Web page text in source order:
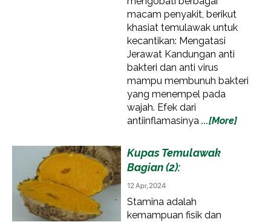
macam penyakit, berikut
khasiat temulawak untuk
kecantikan: Mengatasi
Jerawat Kandungan anti
bakteri dan anti virus
mampu membunuh bakteri
yang menempel pada
wajah. Efek dari
antiinflamasinya ...[More]
Kupas Temulawak
Bagian (2):
12 Apr, 2024
Stamina adalah
kemampuan fisik dan